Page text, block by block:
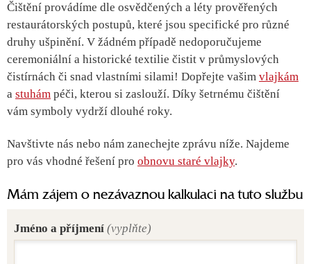
Čištění provádíme dle osvědčených a léty prověřených
restaurátorských postupů, které jsou specifické pro různé
druhy ušpinění. V žádném případě nedoporučujeme
ceremoniální a historické textilie čistit v průmyslových
čistírnách či snad vlastními silami! Dopřejte vašim vlajkám
a stuhám péči, kterou si zaslouží. Díky šetrnému čištění
vám symboly vydrží dlouhé roky.
Navštivte nás nebo nám zanechejte zprávu níže. Najdeme
pro vás vhodné řešení pro obnovu staré vlajky.
Mám zájem o nezávaznou kalkulaci na tuto službu
Jméno a příjmení (vyplňte)